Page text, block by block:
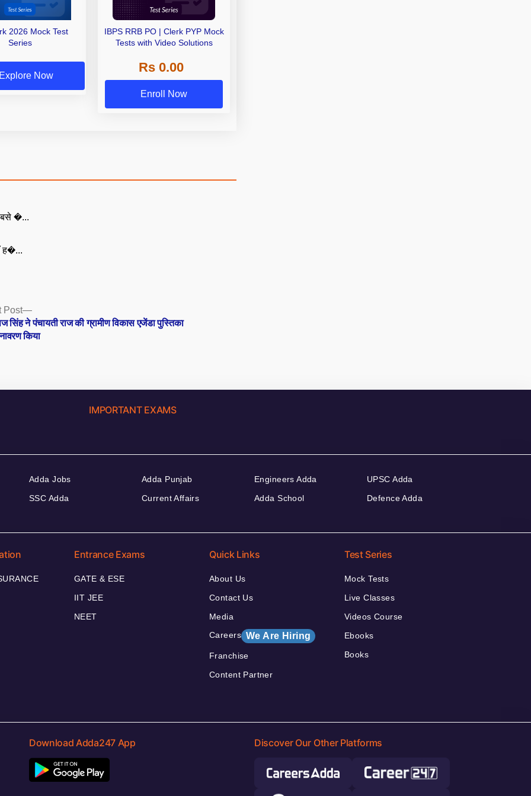
2026 Mock Test
Series
Explore Now
IBPS RRB PO | Clerk PYP Mock
Tests with Video Solutions
Rs 0.00
Enroll Now
�...
ह�...
Post
Next
post:
सिंह ने पंचायती राज की ग्रामीण विकास एजेंडा पुस्तिका
किया
IMPORTANT EXAMS
Adda Jobs
SSC Adda
Adda Punjab
Current Affairs
Engineers Adda
Adda School
UPSC Adda
Defence Adda
Entrance Exams
GATE & ESE
IIT JEE
NEET
Quick Links
About Us
Contact Us
Media
Careers We Are Hiring
Franchise
Content Partner
Test Series
Mock Tests
Live Classes
Videos Course
Ebooks
Books
Download Adda247 App Discover Our Other Platforms